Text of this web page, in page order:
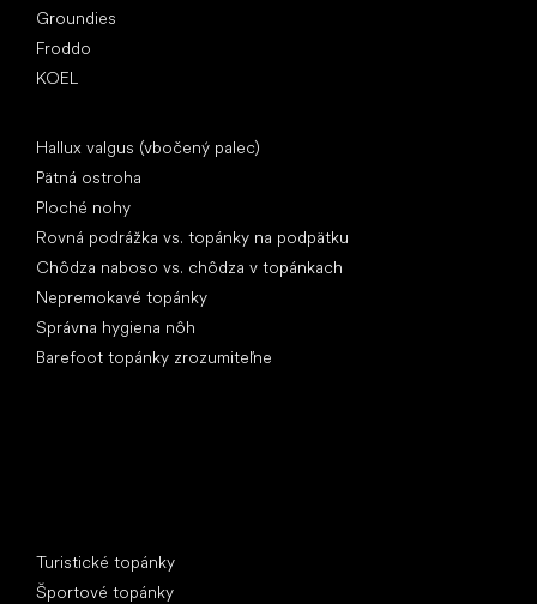
Groundies
Froddo
KOEL
Hallux valgus (vbočený palec)
Pätná ostroha
Ploché nohy
Rovná podrážka vs. topánky na podpätku
Chôdza naboso vs. chôdza v topánkach
Nepremokavé topánky
Správna hygiena nôh
Barefoot topánky zrozumiteľne
Turistické topánky
Športové topánky